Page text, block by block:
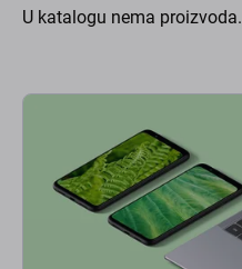
U katalogu nema proizvoda.